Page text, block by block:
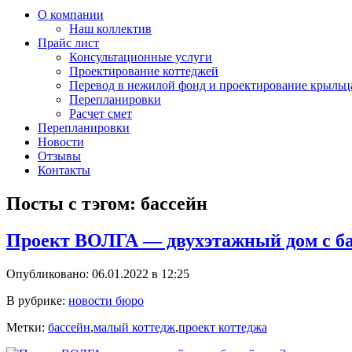
О компании
Наш коллектив
Прайс лист
Консультационные услуги
Проектирование коттеджей
Перевод в нежилой фонд и проектирование
Перепланировки
Расчет смет
Перепланировки
Новости
Отзывы
Контакты
Посты с тэгом: бассейн
Проект ВОЛГА — двухэтажный дом с
Опубликовано: 06.01.2022 в 12:25
В рубрике: новости бюро
Метки: бассейн,малый коттедж,проект коттеджа